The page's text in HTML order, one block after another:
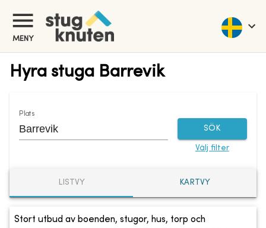
MENY
Hyra stuga Barrevik
Plats
SÖK
Välj filter
LISTVY KARTVY
Stort utbud av boenden, stugor, hus, torp och